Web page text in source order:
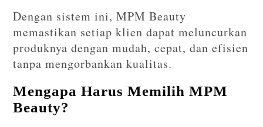
Dengan sistem ini, MPM Beauty
memastikan setiap klien dapat meluncurkan
produknya dengan mudah, cepat, dan efisien
tanpa mengorbankan kualitas.
Mengapa Harus Memilih MPM
Beauty?